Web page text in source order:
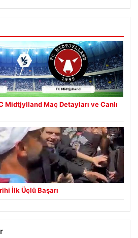
Midtjylland Maç Detayları ve Canlı
İlk Üçlü Başarı